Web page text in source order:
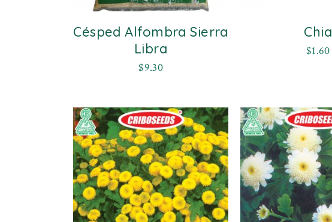
Césped Alfombra Sierra
Libra
$9.30
Chia
$1.60